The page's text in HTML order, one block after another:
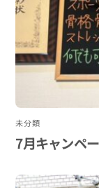
未分類
7月キャンペ